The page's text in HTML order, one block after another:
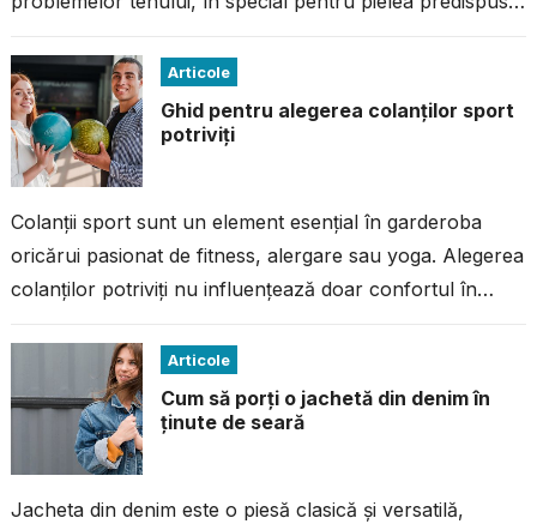
Articole
Ghid pentru alegerea colanților sport
potriviți
Colanții sport sunt un element esențial în garderoba
oricărui pasionat de fitness, alergare sau yoga. Alegerea
colanților potriviți nu influențează doar confortul în
Articole
Cum să porți o jachetă din denim în
ținute de seară
Jacheta din denim este o piesă clasică și versatilă,